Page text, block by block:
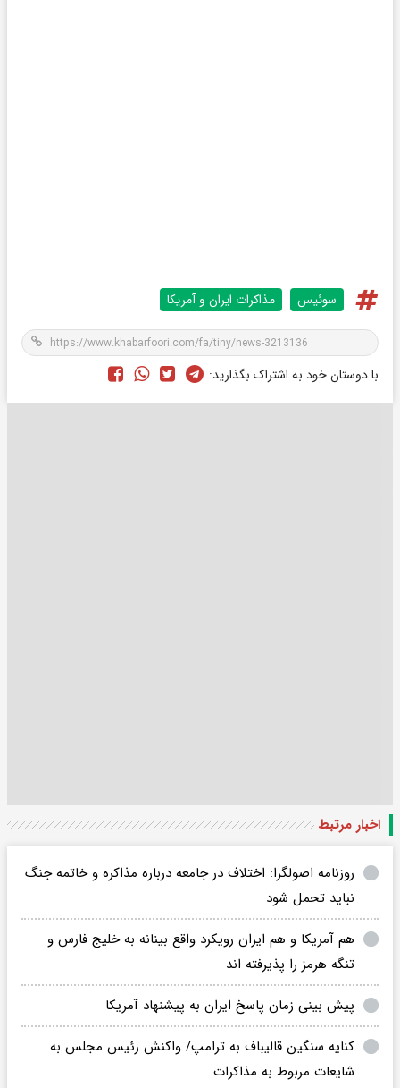
سوئیس مذاکرات ایران و آمریکا
با دوستان خود به اشتراک بگذارید:
اخبار مرتبط
روزنامه اصولگرا: اختلاف در جامعه درباره مذاکره و خاتمه جنگ
نباید تحمل شود
هم آمریکا و هم ایران رویکرد واقع بینانه به خلیج فارس و
تنگه هرمز را پذیرفته اند
پیش بینی زمان پاسخ ایران به پیشنهاد آمریکا
کنایه سنگین قالیباف به ترامپ/ واکنش رئیس مجلس به
شایعات مربوط به مذاکرات